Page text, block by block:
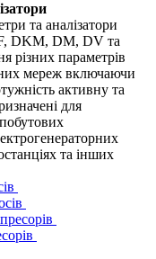
та аналізатори
DKM, DM, DV та
різних параметрів
мереж включаючи
активну та
для
та інших